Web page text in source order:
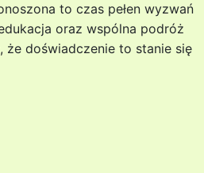
to czas pełen wyzwań
oraz wspólna podróż
doświadczenie to stanie się